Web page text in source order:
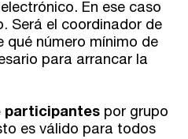
En ese caso
Será el coordinador de
qué número mínimo de
para arrancar la
participantespor grupo
es válido para todos